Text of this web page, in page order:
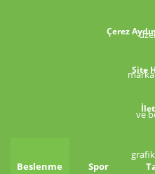
Çerez
Site
Beslenme Spor